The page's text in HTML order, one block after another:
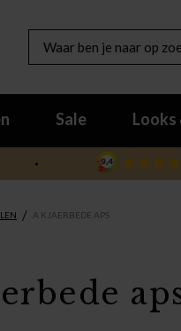
Sale Looks
/ A KJAERBEDE APS